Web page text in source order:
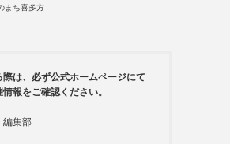
まち喜多方
際は、必ず公式ホームページにて
報をご確認ください。
編集部